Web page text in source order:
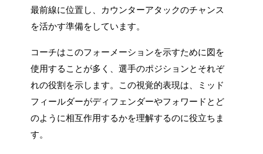
最前線に位置し、カウンターアタックのチャンス
を活かす準備をしています。
コーチはこのフォーメーションを示すために図を
使用することが多く、選手のポジションとそれぞ
れの役割を示します。この視覚的表現は、ミッド
フィールダーがディフェンダーやフォワードとど
のように相互作用するかを理解するのに役立ちま
す。